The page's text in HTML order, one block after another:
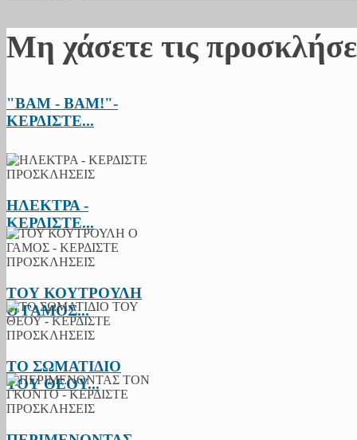
Μη χάσετε τις
"BAM - BAM!"-
ΚΕΡΔΙΣΤΕ...
ΗΛΕΚΤΡΑ -
ΚΕΡΔΙΣΤΕ...
ΤΟΥ ΚΟΥΤΡΟΥΛΗ
Ο ΓΑΜΟΣ...
ΤΟ ΣΩΜΑΤΙΔΙΟ
ΤΟΥ ΘΕΟΥ...